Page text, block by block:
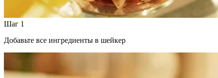
Шаг 1
Добавьте все ингредиенты в шейкер